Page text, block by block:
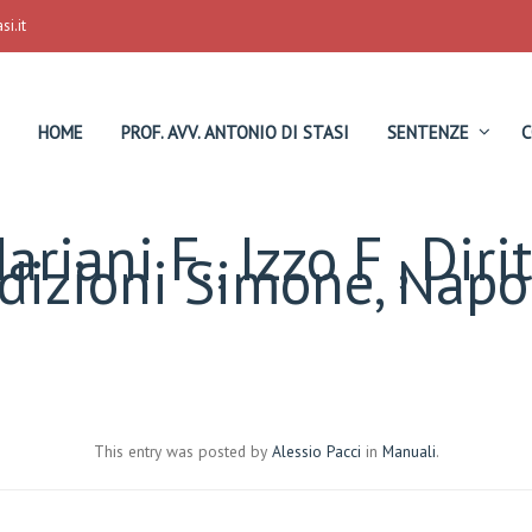
HOME PROF. AVV. ANTONIO DI STASI SENTENZE
F., Izzo F ,
Simone,
This entry was posted by Alessio Pacci in Manuali.